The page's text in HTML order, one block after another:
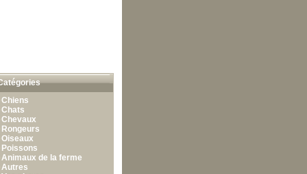
Chiens
Chats
Chevaux
Rongeurs
Oiseaux
Poissons
Animaux de la ferme
Autres